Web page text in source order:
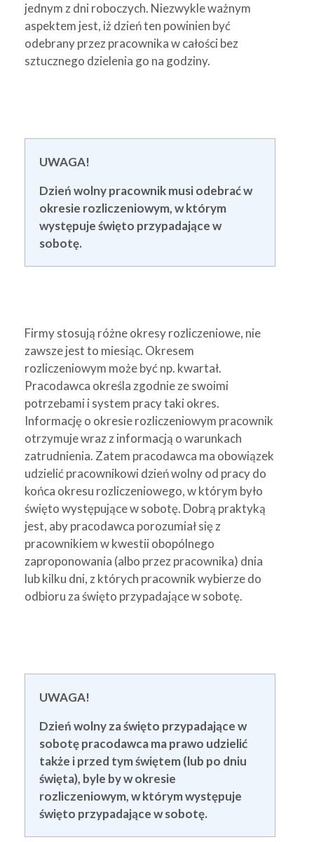
jednym z dni roboczych. Niezwykle ważnym
aspektem jest, iż dzień ten powinien być
odebrany przez pracownika w całości bez
sztucznego dzielenia go na godziny.
UWAGA!
Dzień wolny pracownik musi odebrać w
okresie rozliczeniowym, w którym
występuje święto przypadające w
sobotę.
Firmy stosują różne okresy rozliczeniowe, nie
zawsze jest to miesiąc. Okresem
rozliczeniowym może być np. kwartał.
Pracodawca określa zgodnie ze swoimi
potrzebami i system pracy taki okres.
Informację o okresie rozliczeniowym pracownik
otrzymuje wraz z informacją o warunkach
zatrudnienia. Zatem pracodawca ma obowiązek
udzielić pracownikowi dzień wolny od pracy do
końca okresu rozliczeniowego, w którym było
święto występujące w sobotę. Dobrą praktyką
jest, aby pracodawca porozumiał się z
pracownikiem w kwestii obopólnego
zaproponowania (albo przez pracownika) dnia
lub kilku dni, z których pracownik wybierze do
odbioru za święto przypadające w sobotę.
UWAGA!
Dzień wolny za święto przypadające w
sobotę pracodawca ma prawo udzielić
także i przed tym świętem (lub po dniu
święta), byle by w okresie
rozliczeniowym, w którym występuje
święto przypadające w sobotę.